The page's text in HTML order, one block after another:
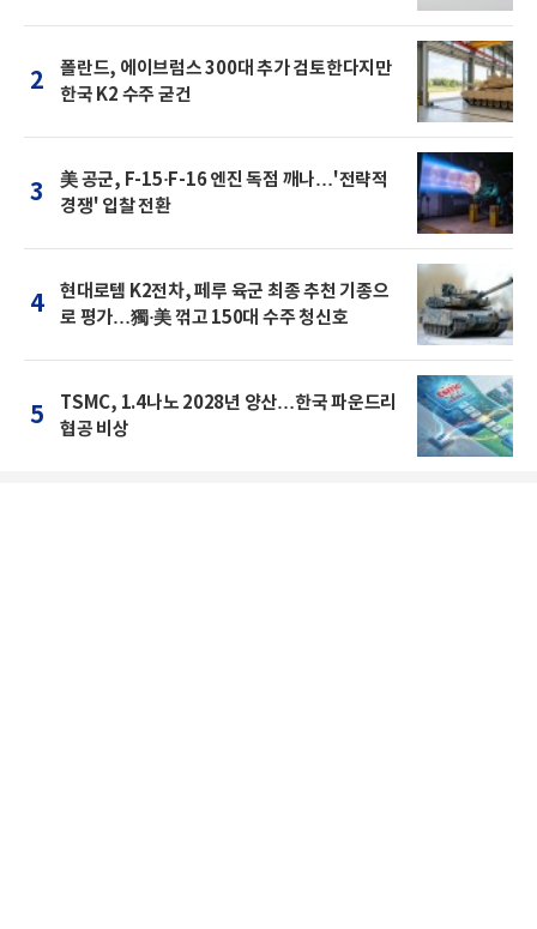
2
폴란드, 에이브럼스 300대 추가 검토한다지만
한국 K2 수주 굳건
3
美 공군, F-15·F-16 엔진 독점 깨나…'전략적
경쟁' 입찰 전환
4
현대로템 K2전차, 페루 육군 최종 추천 기종으
로 평가…獨·美 꺾고 150대 수주 청신호
5
TSMC, 1.4나노 2028년 양산…한국 파운드리
협공 비상